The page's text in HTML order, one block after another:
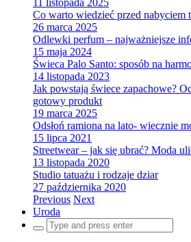
11 listopada 2025
Co warto wiedzieć przed nabyciem
26 marca 2025
Odlewki perfum – najważniejsze
15 maja 2024
Świeca Palo Santo: sposób na
14 listopada 2023
Jak powstają świece zapachowe?
gotowy produkt
19 marca 2025
Odsłoń ramiona na lato- wiecznie
15 lipca 2021
Streetwear – jak się ubrać? Moda
13 listopada 2020
Studio tatuażu i rodzaje dziar
27 października 2020
Previous Next
Uroda
Search
for: